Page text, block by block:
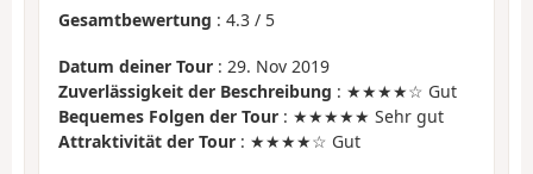
Gesamtbewertung : 4.3 / 5
Datum deiner Tour : 29. Nov 2019
Zuverlässigkeit der Beschreibung : ★★★★☆ Gut
Bequemes Folgen der Tour : ★★★★★ Sehr gut
Attraktivität der Tour : ★★★★☆ Gut